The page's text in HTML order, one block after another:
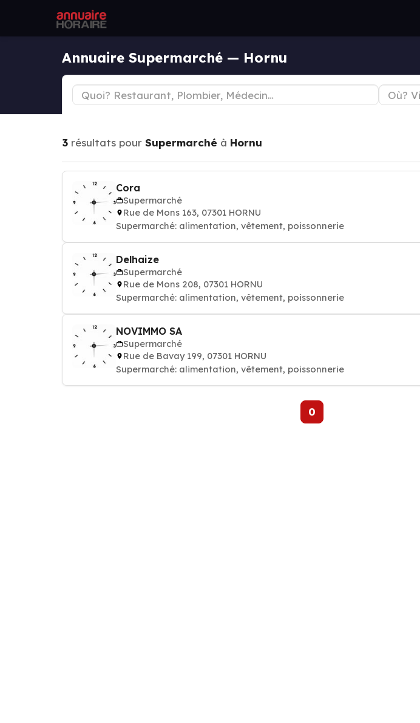
Annuaire Supermarché — Hornu
3 résultats pour Supermarché à Hornu
Cora
Supermarché
Rue de Mons 163, 07301 HORNU
Supermarché: alimentation, vêtement, poissonnerie
Delhaize
Supermarché
Rue de Mons 208, 07301 HORNU
Supermarché: alimentation, vêtement, poissonnerie
NOVIMMO SA
Supermarché
Rue de Bavay 199, 07301 HORNU
Supermarché: alimentation, vêtement, poissonnerie
0